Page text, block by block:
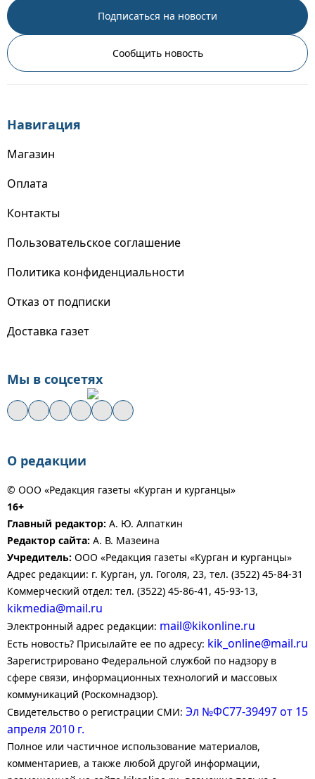
Подписаться на новости
Сообщить новость
Навигация
Магазин
Оплата
Контакты
Пользовательское соглашение
Политика конфиденциальности
Отказ от подписки
Доставка газет
Мы в соцсетях
О редакции
© ООО «Редакция газеты «Курган и курганцы»
16+
Главный редактор: А. Ю. Алпаткин
Редактор сайта: А. В. Мазеина
Учредитель: ООО «Редакция газеты «Курган и курганцы»
Адрес редакции: г. Курган, ул. Гоголя, 23, тел. (3522) 45-84-31
Коммерческий отдел: тел. (3522) 45-86-41, 45-93-13,
kikmedia@mail.ru
Электронный адрес редакции: mail@kikonline.ru
Есть новость? Присылайте ее по адресу: kik_online@mail.ru
Зарегистрировано Федеральной службой по надзору в
сфере связи, информационных технологий и массовых
коммуникаций (Роскомнадзор).
Свидетельство о регистрации СМИ: Эл №ФС77-39497 от 15
апреля 2010 г.
Полное или частичное использование материалов,
комментариев, а также любой другой информации,